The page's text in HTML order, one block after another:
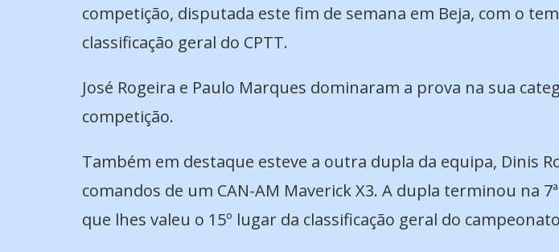
competição, disputada este fim de semana em Beja, com o
classificação geral do CPTT.
José Rogeira e Paulo Marques dominaram a prova na sua
competição.
Também em destaque esteve a outra dupla da equipa, Dinis
comandos de um CAN-AM Maverick X3. A dupla terminou na
que lhes valeu o 15º lugar da classificação geral do